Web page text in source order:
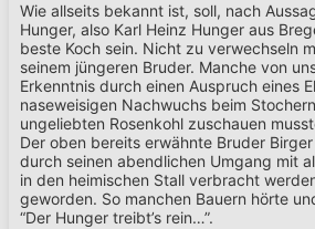
Wie allseits bekannt ist, soll, nach
Hunger, also Karl Heinz Hunger aus
beste Koch sein. Nicht zu verwechseln
seinem jüngeren Bruder. Manche von
Erkenntnis durch einen Auspruch eines
naseweisigen Nachwuchs beim
ungeliebten Rosenkohl zuschauen
Der oben bereits erwähnte Bruder
durch seinen abendlichen Umgang mit
in den heimischen Stall verbracht
geworden. So manchen Bauern hörte
“Der Hunger treibt’s rein…”.